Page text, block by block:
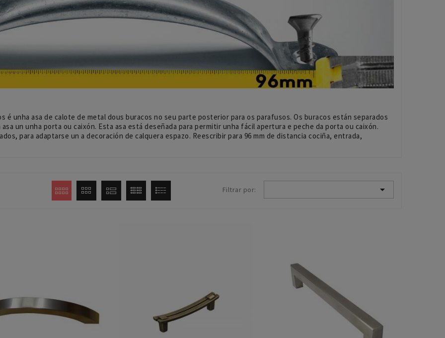
é unha asa de calote de metal dous buracos no seu parte posterior para os parafusos. Os buracos están separados
un unha porta ou caixón. Esta asa está deseñada para permitir unha fácil apertura e peche da porta ou caixón.
para adaptarse un a decoración de calquera espazo. Reescribir para 96 mm de distancia cociña, entrada,
Filtrar por: 